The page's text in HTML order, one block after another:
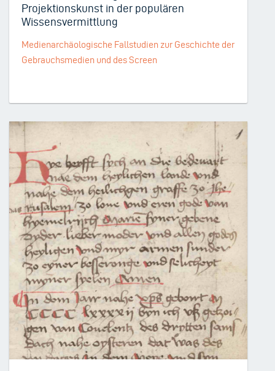
Projektionskunst in der populären
Wissensvermittlung
Medienarchäologische Fallstudien zur Geschichte der
Gebrauchsmedien und des Screen